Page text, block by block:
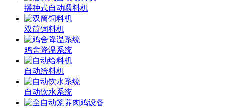
播种式自动喂料机
双筒饲料机
鸡舍降温系统
自动给料机
自动饮水系统